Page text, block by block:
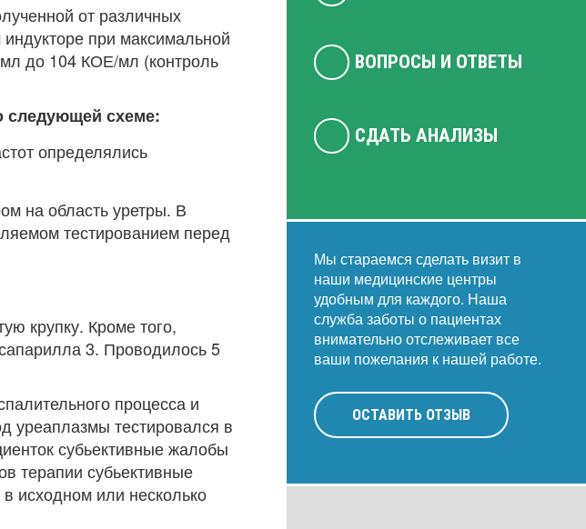
от различных
при максимальной
до 104 КОЕ/мл (контроль
следующей схеме:
определялись
на область уретры. В
тестированием перед
крупку. Кроме того,
3. Проводилось 5
процесса и
уреаплазмы тестировался в
субьективные жалобы
терапии субьективные
исходном или несколько
ВОПРОСЫ И ОТВЕТЫ
СДАТЬ АНАЛИЗЫ
Мы стараемся сделать визит в
наши медицинские центры
удобным для каждого. Наша
служба заботы о пациентах
внимательно отслеживает все
ваши пожелания к нашей работе.
ОСТАВИТЬ ОТЗЫВ